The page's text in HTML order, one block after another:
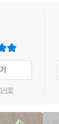
었는데 또 무엇을
있는 대국
주고 젊은이들은
한다
짓다
하다
기쁨을 주고 멀리
들의 질문에 대답
.
예기치 못한 순간
라 해서 매순간마다
는 생각 속에서 멋
지이다. 수많은
사항